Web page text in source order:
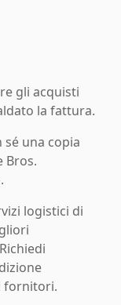
gli acquisti
la fattura.
una copia
Bros.
logistici di
fornitori.